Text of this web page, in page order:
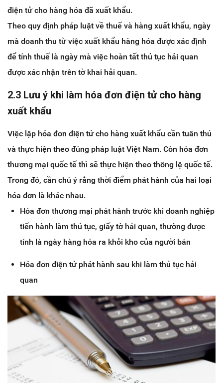
điện tử cho hàng hóa đã xuất khẩu.
Theo quy định pháp luật về thuế và hàng xuất khẩu, ngày
mà doanh thu từ việc xuất khẩu hàng hóa được xác định
để tính thuế là ngày mà việc hoàn tất thủ tục hải quan
được xác nhận trên tờ khai hải quan.
2.3 Lưu ý khi làm hóa đơn điện tử cho hàng
xuất khẩu
Việc lập hóa đơn điện tử cho hàng xuất khẩu cần tuân thủ
và thực hiện theo đúng pháp luật Việt Nam. Còn hóa đơn
thương mại quốc tế thì sẽ thực hiện theo thông lệ quốc tế.
Trong đó, cần chú ý rằng thời điểm phát hành của hai loại
hóa đơn là khác nhau.
Hóa đơn thương mại phát hành trước khi doanh nghiệp
tiến hành làm thủ tục, giấy tờ hải quan, thường được
tính là ngày hàng hóa ra khỏi kho của người bán
Hóa đơn điện tử phát hành sau khi làm thủ tục hải
quan